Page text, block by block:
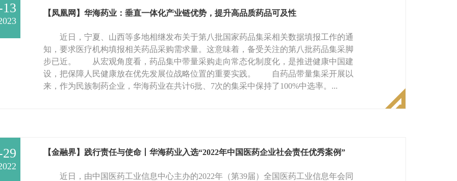
【凤凰网】华海药业：垂直一体化产业链优势，提升高品质药品可及性
近日，宁夏、山西等多地相继发布关于第八批国家药品集采相关数据填报工作的通
知，要求医疗机构填报相关药品采购需求量。这意味着，备受关注的第八批药品集采脚
步已近。 从宏观角度看，药品集中带量采购走向常态化制度化，是推进健康中国建
设，把保障人民健康放在优先发展位战略位置的重要实践。 自药品带量集采开展以
来，作为民族制药企业，华海药业在共计6批、7次的集采中保持了100%中选率。...
【金融界】践行责任与使命丨华海药业入选“2022年中国医药企业社会责任优秀案例”
近日，由中国医药工业信息中心主办的2022年（第39届）全国医药工业信息年会同